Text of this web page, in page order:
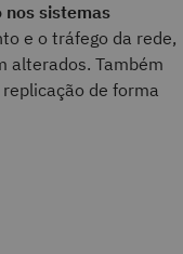
nos sistemas
e o tráfego da rede,
alterados. Também
de forma